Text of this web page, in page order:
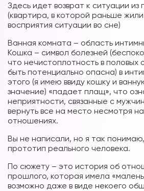
Здесь идет возврат к ситуации из
(квартира, в которой раньше
восприятия ситуации во сне)
Ванная комната – область
Кошка – символ болезней
что нечистоплотность в половых
быть потенциально опасна) в
этого (я имею ввиду кошку и
значение) «падает плащ», что
неприятности, связанные с
вернуть все на место несмотря
отношениях.
Вы не написали, но я так
прототип реального человека.
По сюжету – это история об
прошлого, которая имела
возможно даже в виде некоего